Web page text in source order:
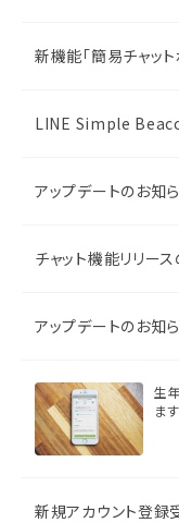
新機能「簡易チャッ
LINE Simple
アップデートのお知
チャット機能リリー
アップデートのお知
生
ます
新規アカウント登録